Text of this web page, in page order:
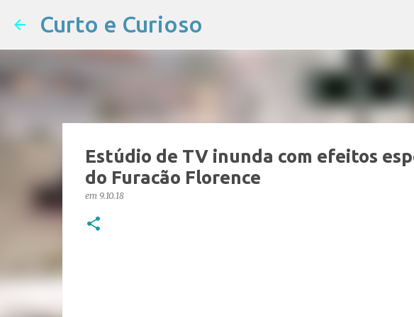
Curto e Curioso
Estúdio de TV inunda com efeitos
do Furacão Florence
em 9.10.18